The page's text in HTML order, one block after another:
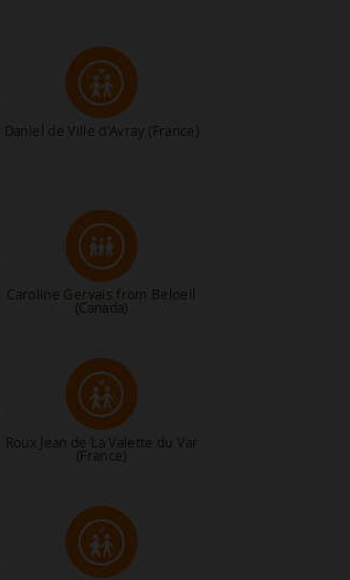
Daniel de Ville d'Avray (France)
Caroline Gervais from Beloeil
(Canada)
Roux Jean de La Valette du Var
(France)